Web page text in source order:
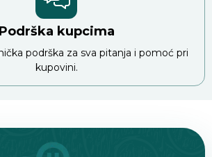
Podrška kupcima
podrška za sva pitanja i pomoć pri
kupovini.